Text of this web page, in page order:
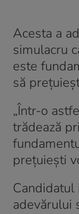
Acesta a
simulacru
este
să
„Într-o
trădează
prețuiești
Candidatul
adevărului